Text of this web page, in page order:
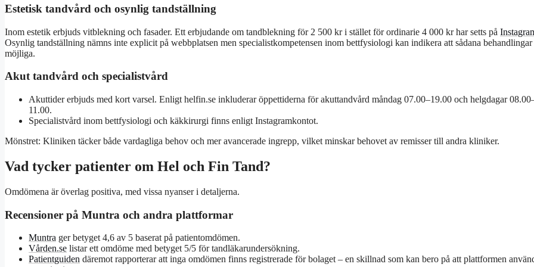
Estetisk tandvård och osynlig tandställning
Inom estetik erbjuds vitblekning och fasader. Ett erbjudande om tandblekning för 2 500 kr i stället för ordinarie 4 000 kr har setts på
Osynlig tandställning nämns inte explicit på webbplatsen men specialistkompetensen inom bettfysiologi kan indikera att sådana behandlingar
möjliga.
Akut tandvård och specialistvård
Akuttider erbjuds med kort varsel. Enligt helfin.se inkluderar öppettiderna för akuttandvård måndag 07.00–19.00 och helgdagar
11.00.
Specialistvård inom bettfysiologi och käkkirurgi finns enligt Instagramkontot.
Mönstret: Kliniken täcker både vardagliga behov och mer avancerade ingrepp, vilket minskar behovet av remisser till andra kliniker.
Vad tycker patienter om Hel och Fin Tand?
Omdömena är överlag positiva, med vissa nyanser i detaljerna.
Recensioner på Muntra och andra plattformar
Muntra ger betyget 4,6 av 5 baserat på patientomdömen.
Vården.se listar ett omdöme med betyget 5/5 för tandläkarundersökning.
Patientguiden däremot rapporterar att inga omdömen finns registrerade för bolaget – en skillnad som kan bero på att plattformen